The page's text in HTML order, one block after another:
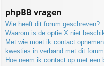
phpBB vragen
Wie heeft dit forum geschreven?
Waarom is de optie X niet
Met wie moet ik contact
kwesties in verband met dit
Hoe neem ik contact op met een